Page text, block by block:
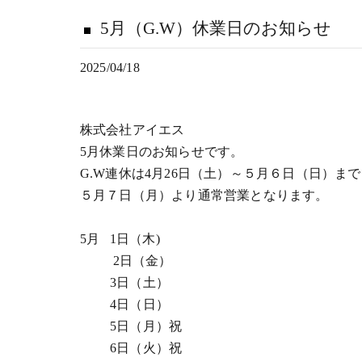
5月（G.W）休業日のお知らせ
2025/04/18
株式会社アイエス
5月休業日のお知らせです。
G.W連休は4月26日（土）～５月６日（日）ま
５月７日（月）より通常営業となります。
5月 1日（木)
2日（金）
3日（土）
4日（日）
5日（月）祝
6日（火）祝